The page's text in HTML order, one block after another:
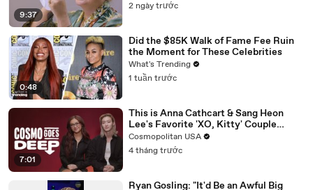
9:37
2 ngày trước
0:48
Did the $85K Walk of Fame Fee Ruin
the Moment for These Celebrities
What's Trending
1 tuần trước
7:01
This is Anna Cathcart & Sang Heon
Lee's Favorite 'XO, Kitty' Couple
Name | Cosmo Goes Deep
Cosmopolitan USA
4 tháng trước
Ryan Gosling: "It'd Be an Awful Big